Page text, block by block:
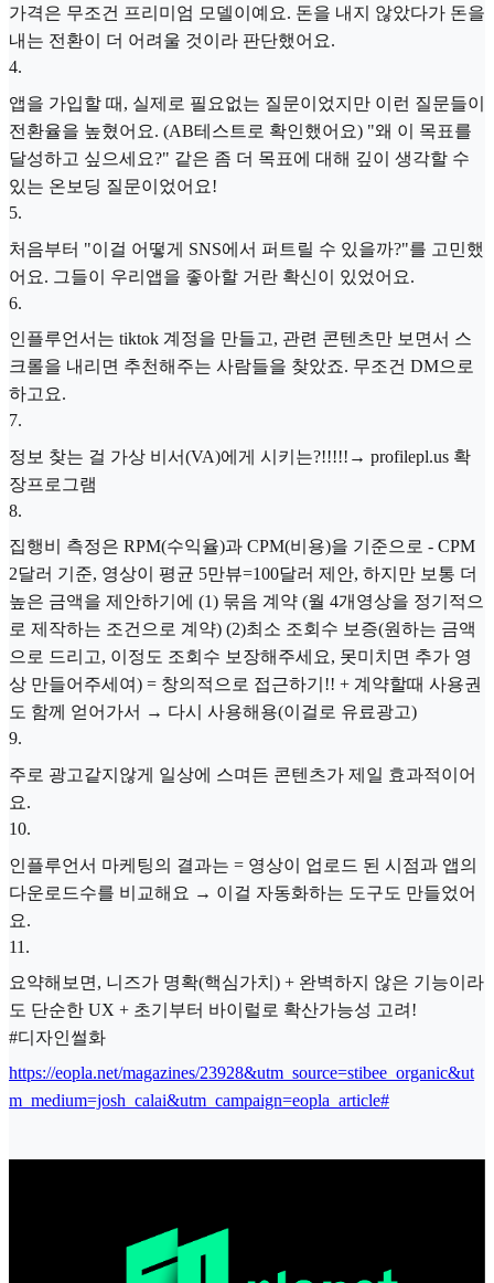
가격은 무조건 프리미엄 모델이예요. 돈을 내지 않았다가 돈을
내는 전환이 더 어려울 것이라 판단했어요.
4.
앱을 가입할 때, 실제로 필요없는 질문이었지만 이런 질문들이
전환율을 높혔어요. (AB테스트로 확인했어요) "왜 이 목표를
달성하고 싶으세요?" 같은 좀 더 목표에 대해 깊이 생각할 수
있는 온보딩 질문이었어요!
5.
처음부터 "이걸 어떻게 SNS에서 퍼트릴 수 있을까?"를 고민했
어요. 그들이 우리앱을 좋아할 거란 확신이 있었어요.
6.
인플루언서는 tiktok 계정을 만들고, 관련 콘텐츠만 보면서 스
크롤을 내리면 추천해주는 사람들을 찾았죠. 무조건 DM으로
하고요.
7.
정보 찾는 걸 가상 비서(VA)에게 시키는?!!!!!→ profilepl.us 확
장프로그램
8.
집행비 측정은 RPM(수익율)과 CPM(비용)을 기준으로 - CPM
2달러 기준, 영상이 평균 5만뷰=100달러 제안, 하지만 보통 더
높은 금액을 제안하기에 (1) 묶음 계약 (월 4개영상을 정기적으
로 제작하는 조건으로 계약) (2)최소 조회수 보증(원하는 금액
으로 드리고, 이정도 조회수 보장해주세요, 못미치면 추가 영
상 만들어주세여) = 창의적으로 접근하기!! + 계약할때 사용권
도 함께 얻어가서 → 다시 사용해용(이걸로 유료광고)
9.
주로 광고같지않게 일상에 스며든 콘텐츠가 제일 효과적이어
요.
10.
인플루언서 마케팅의 결과는 = 영상이 업로드 된 시점과 앱의
다운로드수를 비교해요 → 이걸 자동화하는 도구도 만들었어
요.
11 .
요약해보면, 니즈가 명확(핵심가치) + 완벽하지 않은 기능이라
도 단순한 UX + 초기부터 바이럴로 확산가능성 고려!
#디자인썰화
https://eopla.net/magazines/23928&utm_source=stibee_organic&ut
m_medium=josh_calai&utm_campaign=eopla_article#